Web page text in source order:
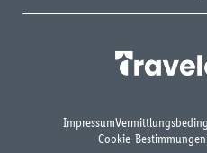
Impressum
Cookie-Bestimmungen